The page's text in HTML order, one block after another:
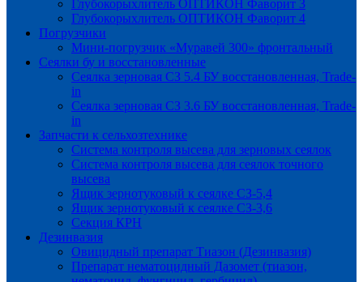
Глубокорыхлитель ОПТИКОН Фаворит 3
Глубокорыхлитель ОПТИКОН Фаворит 4
Погрузчики
Мини-погрузчик «Муравей 300» фронтальный
Сеялки бу и восстановленные
Сеялка зерновая СЗ 5.4 БУ восстановленная, Trade-
in
Сеялка зерновая СЗ 3.6 БУ восстановленная, Trade-
in
Запчасти к сельхозтехнике
Система контроля высева для зерновых сеялок
Система контроля высева для сеялок точного
высева
Ящик зернотуковый к сеялке СЗ-5,4
Ящик зернотуковый к сеялке СЗ-3,6
Секция КРН
Дезинвазия
Овицидный препарат Тиазон (Дезинвазия)
Препарат нематоцидный Дазомет (тиазон,